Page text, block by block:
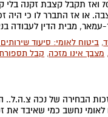
או אז התברר לו כי
מבית הדין לעבודה
, ביטוח לאומי: סיעוד
, מצבך אינו מזכה, קבל
הבחירה של נכה צ.ה.ל..
לאומי נחשב כמי שאיבד את